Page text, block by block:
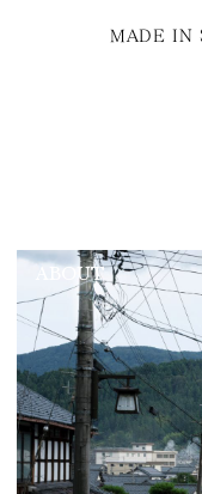
MADE IN
ABOUT